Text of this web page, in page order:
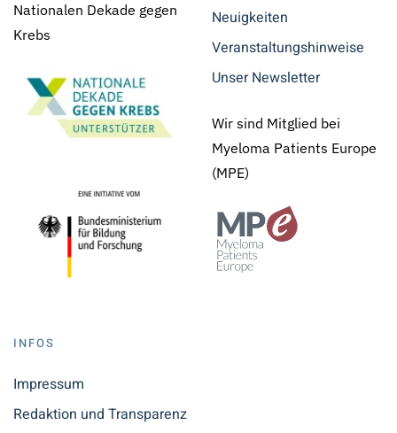
Nationalen Dekade gegen
Krebs
Neuigkeiten
Veranstaltungshinweise
Unser Newsletter
Wir sind Mitglied bei
Myeloma Patients Europe
(MPE)
INFOS
Impressum
Redaktion und Transparenz